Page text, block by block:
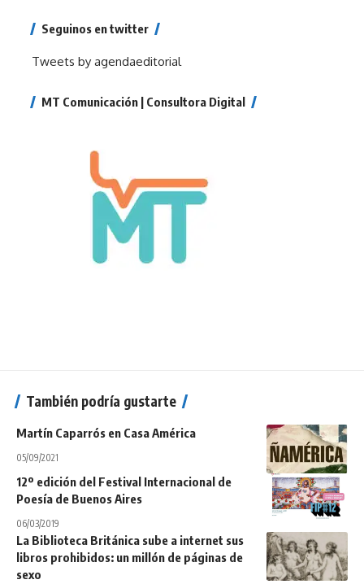
Seguinos en twitter
Tweets by agendaeditorial
MT Comunicación | Consultora Digital
También podría gustarte
Martín Caparrós en Casa América
05/09/2021
12º edición del Festival Internacional de
Poesía de Buenos Aires
06/03/2019
La Biblioteca Británica sube a internet sus
libros prohibidos: un millón de páginas de
sexo